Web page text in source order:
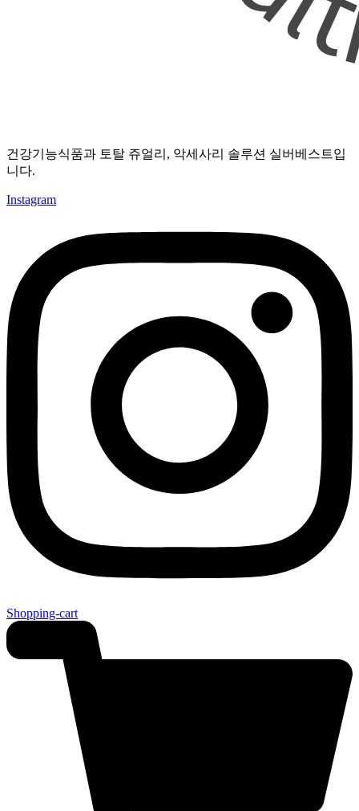
건강기능식품과 토탈 쥬얼리, 악세사리 솔루션 실버베스트입
니다.
Instagram
Shopping-cart